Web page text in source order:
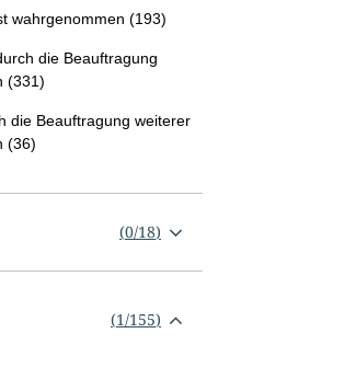
wahrgenommen (193)
die Beauftragung
(331)
die Beauftragung weiterer
(36)
(0/18)
(1/155)